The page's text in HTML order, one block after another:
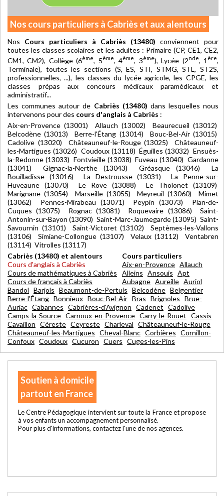
Nos cours particuliers à Cabriès et aux alentours
Nos Cours particuliers à Cabriès (13480) conviennent pour
toutes les classes scolaires et les adultes : Primaire (CP, CE1, CE2,
CM1, CM2), Collège (6ème, 5ème, 4ème, 3ème), Lycée (2nde, 1 ère,
Terminale), toutes les sections (S, ES, STI, STMG, STL, ST2S,
professionnelles, ...), les classes du lycée agricole, les CPGE, les
classes prépas aux concours médicaux paramédicaux et
administratif...
Les communes autour de Cabriès (13480) dans lesquelles nous
intervenons pour des cours d'anglais à Cabriès :
Aix-en-Provence (13001) Allauch (13002) Beaurecueil (13012)
Belcodène (13013) Berre-l'Étang (13014) Bouc-Bel-Air (13015)
Cadolive (13020) Châteauneuf-le-Rouge (13025) Châteauneuf-
les-Martigues (13026) Coudoux (13118) Éguilles (13032) Ensuès-
la-Redonne (13033) Fontvieille (13038) Fuveau (13040) Gardanne
(13041) Gignac-la-Nerthe (13043) Gréasque (13046) La
Bouilladisse (13016) La Destrousse (13031) La Penne-sur-
Huveaune (13070) Le Rove (13088) Le Tholonet (13109)
Marignane (13054) Marseille (13055) Meyreuil (13060) Mimet
(13062) Pennes-Mirabeau (13071) Peypin (13073) Plan-de-
Cuques (13075) Rognac (13081) Roquevaire (13086) Saint-
Antonin-sur-Bayon (13090) Saint-Marc-Jaumegarde (13095) Saint-
Savournin (13101) Saint-Victoret (13102) Septèmes-les-Vallons
(13106) Simiane-Collongue (13107) Velaux (13112) Ventabren
(13114) Vitrolles (13117)
Cabriès (13480) et alentours
Cours d'anglais à Cabriès
Cours de mathématiques à Cabriès
Cours de français à Cabriès
Cours particuliers
Aix-en-Provence Allauch
Alleins Ansouis Apt
Aubagne Aureille Auriol
Bandol Barjols Beaumont-de-Pertuis Belcodène Belgentier
Berre-l'Étang Bonnieux Bouc-Bel-Air Bras Brignoles Brue-
Auriac Cabannes Cabrières-d'Avignon Cadenet Cadolive
Camps-la-Source Carnoux-en-Provence Carry-le-Rouet Cassis
Cavaillon Céreste Ceyreste Charleval Châteauneuf-le-Rouge
Châteauneuf-les-Martigues Cheval-Blanc Corbières Cornillon-
Confoux Coudoux Cucuron Cuers Cuges-les-Pins
Soutien à domicile
partout en France
Le Centre Pédagogique intervient sur toute la France et propose
à vos enfants un accompagnement personnalisé.
Pour plus d'informations, contactez l'une de nos agences.